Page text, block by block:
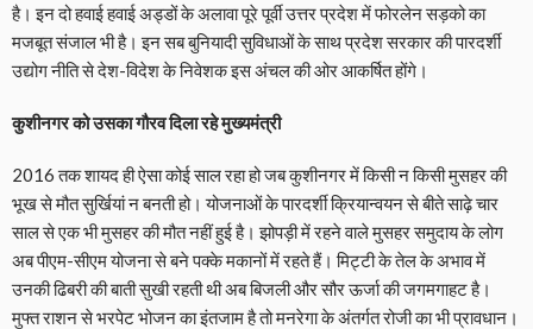
है। इन दो हवाई हवाई अड्डों के अलावा पूरे पूर्वी उत्तर प्रदेश में फोरलेन सड़को का
मजबूत संजाल भी है। इन सब बुनियादी सुविधाओं के साथ प्रदेश सरकार की पारदर्शी
उद्योग नीति से देश-विदेश के निवेशक इस अंचल की ओर आकर्षित होंगे।
कुशीनगर को उसका गौरव दिला रहे मुख्यमंत्री
2016 तक शायद ही ऐसा कोई साल रहा हो जब कुशीनगर में किसी न किसी मुसहर की
भूख से मौत सुर्खियां न बनती हो। योजनाओं के पारदर्शी क्रियान्वयन से बीते साढ़े चार
साल से एक भी मुसहर की मौत नहीं हुई है। झोपड़ी में रहने वाले मुसहर समुदाय के लोग
अब पीएम-सीएम योजना से बने पक्के मकानों में रहते हैं। मिट्टी के तेल के अभाव में
उनकी ढिबरी की बाती सुखी रहती थी अब बिजली और सौर ऊर्जा की जगमगाहट है।
मुफ्त राशन से भरपेट भोजन का इंतजाम है तो मनरेगा के अंतर्गत रोजी का भी प्रावधान।